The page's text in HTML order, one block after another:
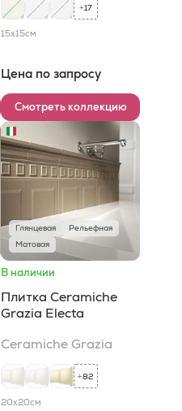
+17
15x15см
Цена по запросу
Смотреть коллекцию
Глянцевая
Рельефная
Матовая
В наличии
Плитка Ceramiche
Grazia Electa
Ceramiche Grazia
+82
20x20см